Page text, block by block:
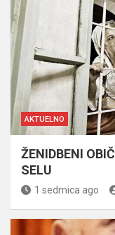
AKTUELNO
ŽENIDBENI
SELU
1 sedmica ago